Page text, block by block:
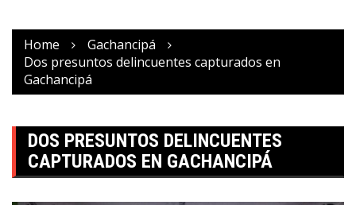
Home
Gachancipá
Dos presuntos delincuentes capturados en
Gachancipá
DOS PRESUNTOS DELINCUENTES
CAPTURADOS EN GACHANCIPÁ